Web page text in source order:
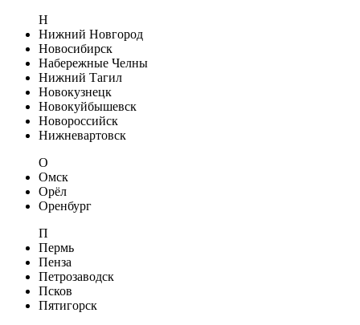
Н
Нижний Новгород
Новосибирск
Набережные Челны
Нижний Тагил
Новокузнецк
Новокуйбышевск
Новороссийск
Нижневартовск
О
Омск
Орёл
Оренбург
П
Пермь
Пенза
Петрозаводск
Псков
Пятигорск